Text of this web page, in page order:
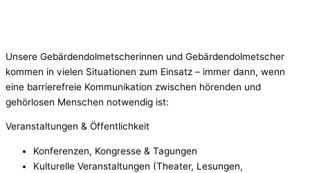
Unsere Gebärdendolmetscherinnen und Gebärdendolmetscher
kommen in vielen Situationen zum Einsatz – immer dann, wenn
eine barrierefreie Kommunikation zwischen hörenden und
gehörlosen Menschen notwendig ist:
Veranstaltungen & Öffentlichkeit
Konferenzen, Kongresse & Tagungen
Kulturelle Veranstaltungen (Theater, Lesungen,